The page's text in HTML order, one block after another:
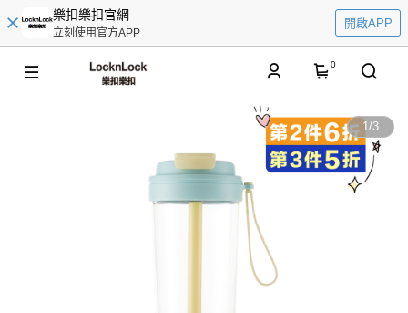
樂扣樂扣官網
立刻使用官方APP
開啟APP
0
1/3